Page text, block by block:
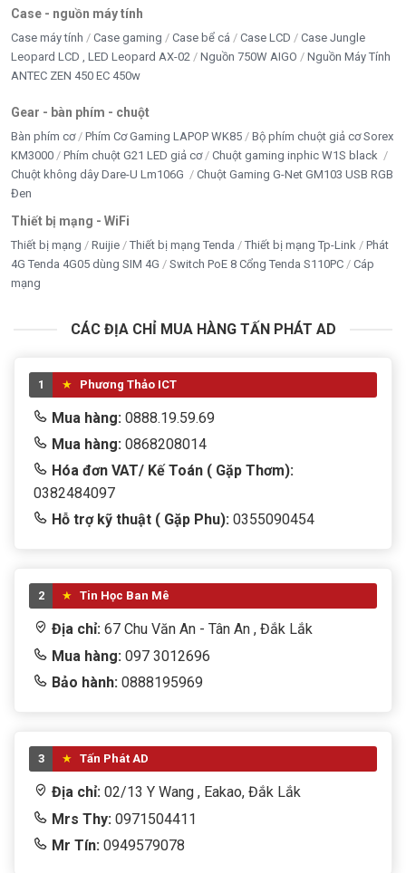
NET GAME
Nguồn PC giá tốt
Nhà Thông Minh
PHỤ KIỆN
RAM MÁY TÍNH
SẠC LAPTOP - ADAPTER LCD
Seagate
THIẾT BỊ LƯU TRỮ
THIẾT BỊ MẠNG - WIFI
Thiết bị thông minh
Thiết bị văn phòng
tivi
TRANG PHỤC
WEB CAM
Win + Office
Case - nguồn máy tính
Case máy tính Case gaming Case bể cá Case LCD
Case Jungle
Leopard LCD , LED Leopard AX-02
Nguồn 750W AIGO
Nguồn Máy Tính
ANTEC ZEN 450 EC 450w
Gear - bàn phím - chuột
Bàn phím cơ Phím Cơ Gaming LAPOP WK85
Bộ phím chuột giả cơ Sorex
KM3000
Phím chuột G21 LED giả cơ
Chuột gaming inphic W1S black
Chuột không dây Dare-U Lm106G
Chuột Gaming G-Net GM103 USB RGB
Đen
Thiết bị mạng - WiFi
Thiết bị mạng Ruijie Thiết bị mạng Tenda Thiết bị mạng Tp-Link
Phát
4G Tenda 4G05 dùng SIM 4G
Switch PoE 8 Cổng Tenda S110PC
Cáp
mạng
CÁC ĐỊA CHỈ MUA HÀNG TẤN PHÁT AD
1 Phương Thảo ICT
Mua hàng: 0888.19.59.69
Mua hàng: 0868208014
Hóa đơn VAT/ Kế Toán ( Gặp Thơm):
0382484097
Hỗ trợ kỹ thuật ( Gặp Phu): 0355090454
2 Tin Học Ban Mê
Địa chỉ: 67 Chu Văn An - Tân An , Đắk Lắk
Mua hàng: 097 3012696
Bảo hành: 0888195969
3 Tấn Phát AD
Địa chỉ: 02/13 Y Wang , Eakao, Đắk Lắk
Mrs Thy: 0971504411
Mr Tín: 0949579078